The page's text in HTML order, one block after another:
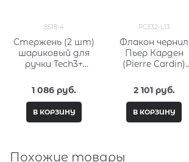
8518-4
Стержень (2 шт)
шариковый для
ручки Tech3+
(черный) Кросс
(Cross) 8518-4
1 086 руб.
В КОРЗИНУ
PC332-L13
Флакон чернил
Пьер Карден
(Pierre Cardin)
Fantasy PC332-L13
2 101 руб.
В КОРЗИНУ
Похожие товары